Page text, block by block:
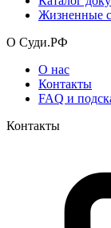
Жизненные
О Суди.РФ
О нас
Контакты
FAQ и
Контакты